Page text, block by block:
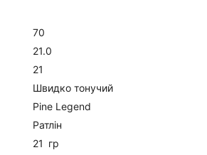
70
21.0
21
Швидко тонучий
Pine Legend
Ратлін
21 гр